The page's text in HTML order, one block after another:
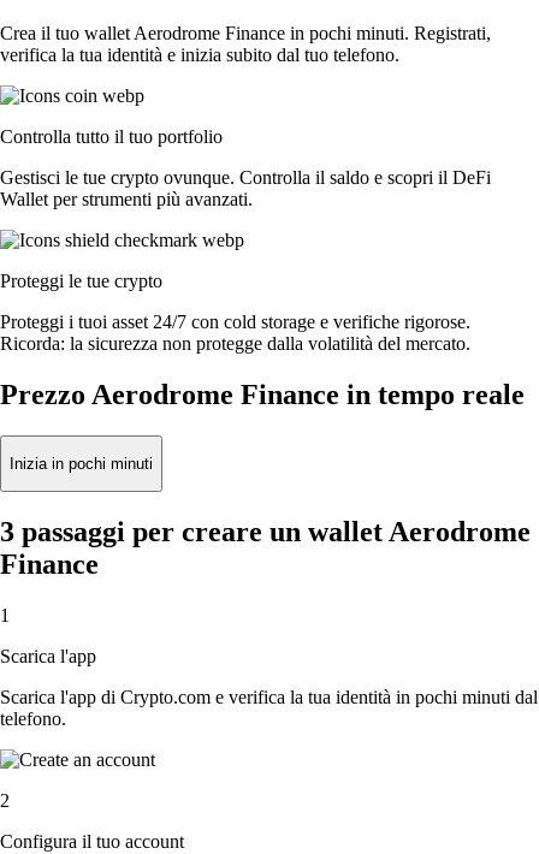
Crea il tuo wallet Aerodrome Finance in pochi minuti. Registrati,
verifica la tua identità e inizia subito dal tuo telefono.
Controlla tutto il tuo portfolio
Gestisci le tue crypto ovunque. Controlla il saldo e scopri il DeFi
Wallet per strumenti più avanzati.
Proteggi le tue crypto
Proteggi i tuoi asset 24/7 con cold storage e verifiche rigorose.
Ricorda: la sicurezza non protegge dalla volatilità del mercato.
Prezzo Aerodrome Finance in tempo reale
Inizia in pochi minuti
3 passaggi per creare un wallet Aerodrome
Finance
1
Scarica l'app
Scarica l'app di Crypto.com e verifica la tua identità in pochi minuti dal
telefono.
2
Configura il tuo account